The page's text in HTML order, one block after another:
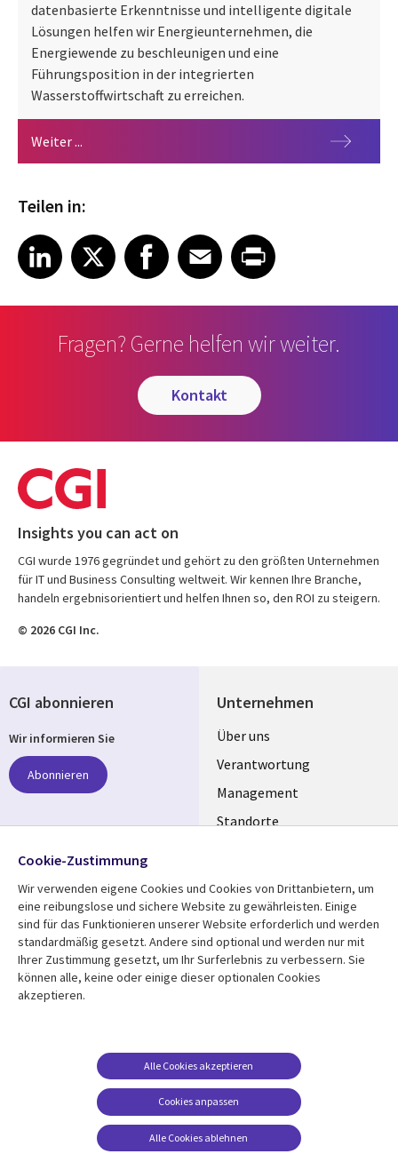
datenbasierte Erkenntnisse und intelligente digitale
Lösungen helfen wir Energieunternehmen, die
Energiewende zu beschleunigen und eine
Führungsposition in der integrierten
Wasserstoffwirtschaft zu erreichen.
Weiter ...
Teilen in:
Share article on LinkedIn
LinkedIn
Share article on XShare article on Facebook
Facebook
Share article on Email
EmailShare article on Print
Fragen? Gerne helfen wir weiter.
kontakt
Insights you can act on
CGI wurde 1976 gegründet und gehört zu den größten Unternehmen
für IT und Business Consulting weltweit. Wir kennen Ihre Branche,
handeln ergebnisorientiert und helfen Ihnen so, den ROI zu steigern.
© 2026 CGI Inc.
Unternehmen
Useful
links
GERMANY
Über uns
Verantwortung
Management
Standorte
Mediathek
Library
GERMANY
Aktuelles
Rechtliches
Beschwerden/Hinweise
Compliance
Datenschutz
Impressum
CGI abonnieren
Wir informieren Sie
Abonnieren
Folgen Sie uns
Social
Media
GERMANY
Cookie-Zustimmung
Wir verwenden eigene Cookies und Cookies von Drittanbietern, um
eine reibungslose und sichere Website zu gewährleisten. Einige
sind für das Funktionieren unserer Website erforderlich und werden
standardmäßig gesetzt. Andere sind optional und werden nur mit
Ihrer Zustimmung gesetzt, um Ihr Surferlebnis zu verbessern. Sie
können alle, keine oder einige dieser optionalen Cookies
akzeptieren.
Cookies anpassen
Alle Cookies akzeptieren
Alle Cookies ablehnen